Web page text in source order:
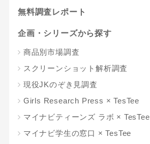
無料調査レポート
企画・シリーズから探す
商品別市場調査
スクリーンショット解析調査
現役JKのぞき見調査
Girls Research Press × TesTee
マイナビティーンズ ラボ × TesTee
マイナビ学生の窓口 × TesTee